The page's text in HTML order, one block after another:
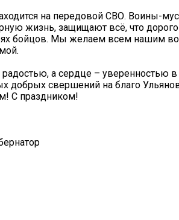
на передовой СВО. Воины-
жизнь, защищают всё, что
бойцов. Мы желаем всем нашим
а сердце – уверенностью
добрых свершений на благо
С праздником!